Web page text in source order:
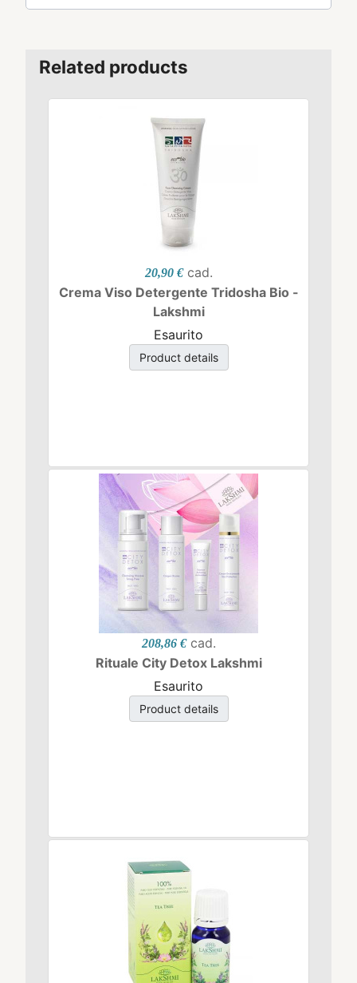
Related products
20,90 € cad.
Crema Viso Detergente Tridosha Bio -
Lakshmi
Esaurito
Product details
208,86 € cad.
Rituale City Detox Lakshmi
Esaurito
Product details